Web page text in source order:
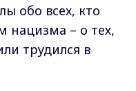
обо всех, кто
нацизма – о тех,
трудился в